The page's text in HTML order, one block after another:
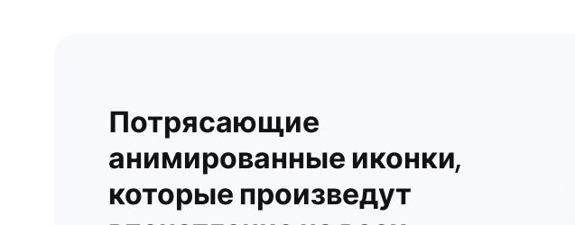
Потрясающие
анимированные иконки,
которые произведут